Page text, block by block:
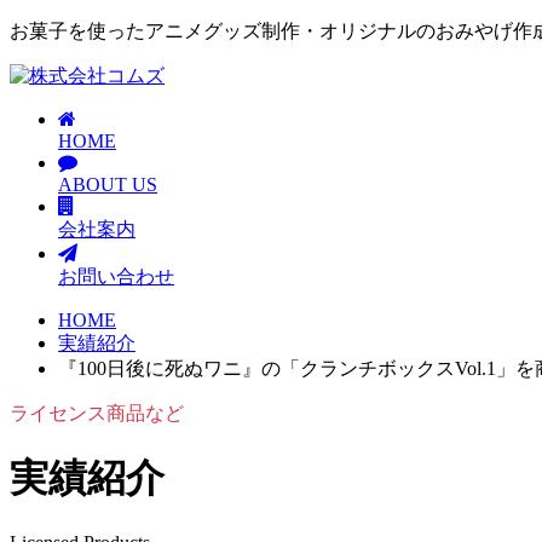
お菓子を使ったアニメグッズ制作・オリジナルのおみやげ作
HOME
ABOUT US
会社案内
お問い合わせ
HOME
実績紹介
『100日後に死ぬワニ』の「クランチボックスVol.1」を
ライセンス商品など
実績紹介